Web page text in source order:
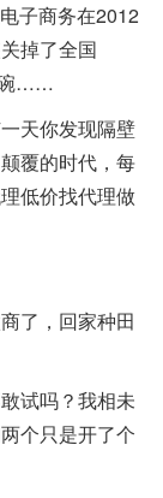
子商务在2012
掉了全国
碗……
天你发现隔壁
覆的时代，每
低价找代理做
了，回家种田
试吗？我相未
个只是开了个